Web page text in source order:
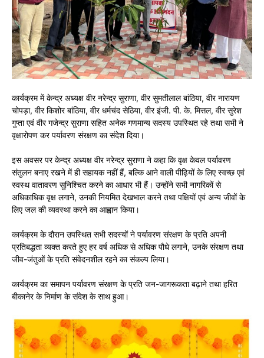
कार्यक्रम में केन्द्र अध्यक्ष वीर नरेन्द्र सुराणा, वीर सुमतीलाल बांठिया, वीर नारायण
चोपड़ा, वीर किशोर बांठिया, वीर धर्मचंद सेठिया, वीर इंजी. पी. के. मित्तल, वीर सुरेश
गुप्ता एवं वीर गजेन्द्र सुराणा सहित अनेक गणमान्य सदस्य उपस्थित रहे तथा सभी ने
वृक्षारोपण कर पर्यावरण संरक्षण का संदेश दिया।
इस अवसर पर केन्द्र अध्यक्ष वीर नरेन्द्र सुराणा ने कहा कि वृक्ष केवल पर्यावरण
संतुलन बनाए रखने में ही सहायक नहीं हैं, बल्कि आने वाली पीढ़ियों के लिए स्वच्छ एवं
स्वस्थ वातावरण सुनिश्चित करने का आधार भी हैं। उन्होंने सभी नागरिकों से
अधिकाधिक वृक्ष लगाने, उनकी नियमित देखभाल करने तथा पक्षियों एवं अन्य जीवों के
लिए जल की व्यवस्था करने का आह्वान किया।
कार्यक्रम के दौरान उपस्थित सभी सदस्यों ने पर्यावरण संरक्षण के प्रति अपनी
प्रतिबद्धता व्यक्त करते हुए हर वर्ष अधिक से अधिक पौधे लगाने, उनके संरक्षण तथा
जीव-जंतुओं के प्रति संवेदनशील रहने का संकल्प लिया।
कार्यक्रम का समापन पर्यावरण संरक्षण के प्रति जन-जागरूकता बढ़ाने तथा हरित
बीकानेर के निर्माण के संदेश के साथ हुआ।